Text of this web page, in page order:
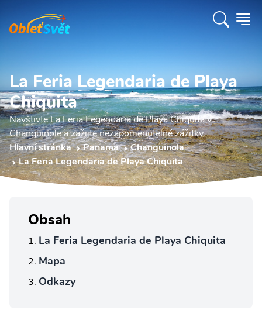
La Feria Legendaria de Playa
Chiquita
Navštivte La Feria Legendaria de Playa Chiquita v
Changuinole a zažijte nezapomenutelné zážitky.
Hlavní stránka
Panama
Changuinola
La Feria Legendaria de Playa Chiquita
Obsah
La Feria Legendaria de Playa Chiquita
Mapa
Odkazy